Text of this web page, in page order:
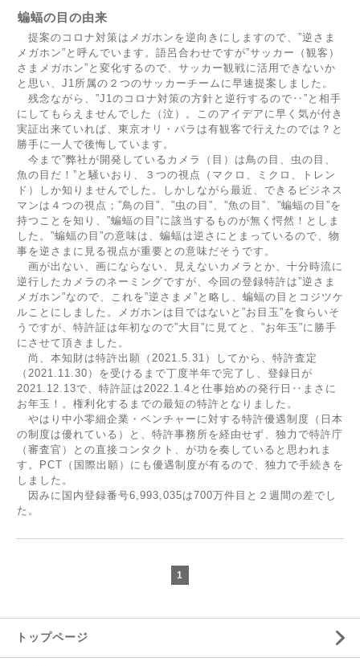
蝙蝠の目の由来
提案のコロナ対策はメガホンを逆向きにしますので、”逆さま
メガホン”と呼んでいます。語呂合わせですが”サッカー（観客）
さまメガホン”と変化するので、サッカー観戦に活用できないか
と思い、J1所属の２つのサッカーチームに早速提案しました。
残念ながら、”J1のコロナ対策の方針と逆行するので‥”と相手
にしてもらえませんでした（泣）。このアイデアに早く気が付き
実証出来ていれば、東京オリ・パラは有観客で行えたのでは？と
勝手に一人で後悔しています。
今まで”弊社が開発しているカメラ（目）は鳥の目、虫の目、
魚の目だ！”と騒いおり、３つの視点（マクロ、ミクロ、トレン
ド）しか知りませんでした。しかしながら最近、できるビジネス
マンは４つの視点；”鳥の目”、”虫の目”、”魚の目”、”蝙蝠の目”を
持つことを知り、”蝙蝠の目”に該当するものが無く愕然！としま
した。”蝙蝠の目”の意味は、蝙蝠は逆さにとまっているので、物
事を逆さまに見る視点が重要との意味だそうです。
画が出ない、画にならない、見えないカメラとか、十分時流に
逆行したカメラのネーミングですが、今回の登録特許は”逆さま
メガホン”なので、これを”逆さまメ”と略し、蝙蝠の目とコジツケ
ルことにしました。メガホンは目ではないと”お目玉”を食らいそ
うですが、特許証は年初なので”大目”に見てと、”お年玉”に勝手
にさせて頂きました。
尚、本知財は特許出願（2021.5.31）してから、特許査定
（2021.11.30）を受けるまで丁度半年で完了し、登録日が
2021.12.13で、特許証は2022.1.4と仕事始めの発行日‥まさに
お年玉！。権利化するまでの最短の特許となりました。
やはり中小零細企業・ベンチャーに対する特許優遇制度（日本
の制度は優れている）と、特許事務所を経由せず、独力で特許庁
（審査官）との直接コンタクト、が功を奏していると思われま
す。PCT（国際出願）にも優遇制度が有るので、独力で手続きを
しました。
因みに国内登録番号6,993,035は700万件目と２週間の差でし
た。
1
トップページ